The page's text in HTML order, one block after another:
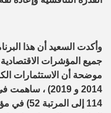
وأكدت السعيد أن هذا
جميع المؤشرات
موضحة أن الاستثمارات
114 إلى